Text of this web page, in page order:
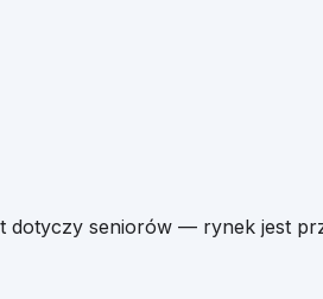
dotyczy seniorów — rynek jest